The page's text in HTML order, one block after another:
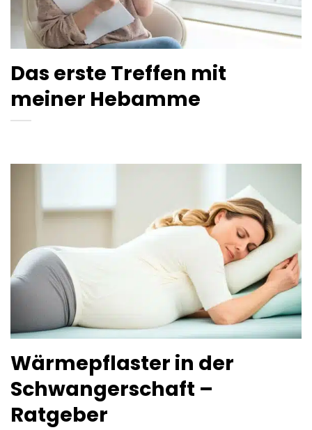
Das erste Treffen mit
meiner Hebamme
Wärmepflaster in der
Schwangerschaft –
Ratgeber